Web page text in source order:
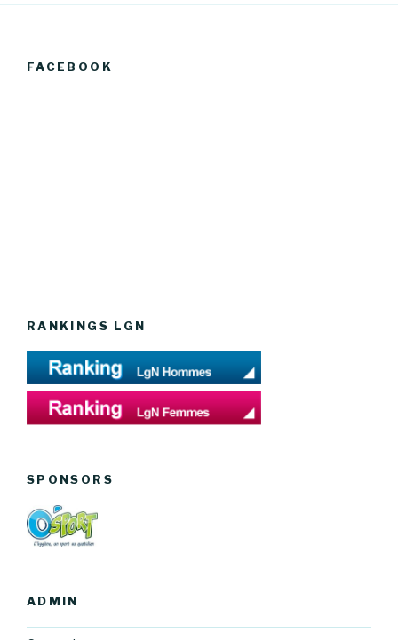
FACEBOOK
RANKINGS LGN
SPONSORS
ADMIN